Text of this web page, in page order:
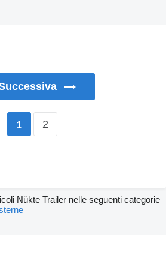
1 2
Nükte Trailer nelle seguenti categorie